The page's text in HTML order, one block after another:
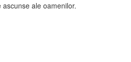
ale oamenilor.